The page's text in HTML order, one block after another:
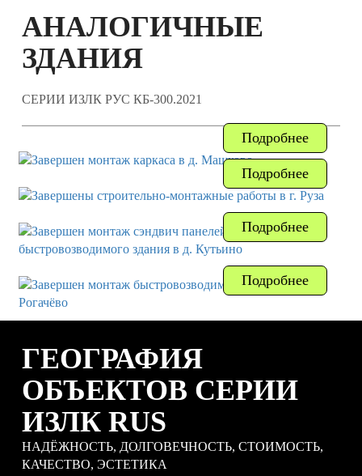
АНАЛОГИЧНЫЕ
ЗДАНИЯ
СЕРИИ ИЗЛК РУС КБ-300.2021
Подробнее
Подробнее
Подробнее
Подробнее
ГЕОГРАФИЯ
ОБЪЕКТОВ СЕРИИ
ИЗЛК RUS
НАДЁЖНОСТЬ, ДОЛГОВЕЧНОСТЬ, СТОИМОСТЬ,
КАЧЕСТВО, ЭСТЕТИКА